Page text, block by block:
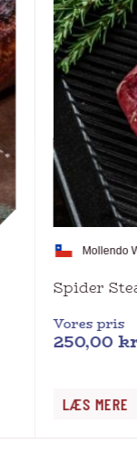
Mollendo
Spider
Vores pris
250,00
Dette
LÆS MERE